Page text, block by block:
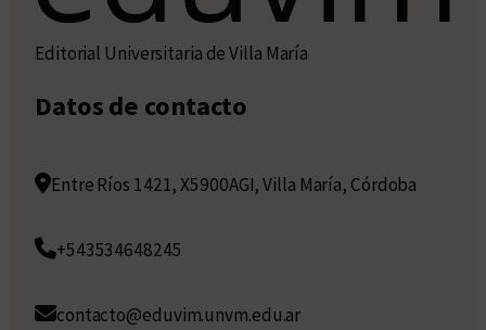
Editorial Universitaria de Villa María
Datos de contacto
Entre Ríos 1421, X5900AGI, Villa María, Córdoba
+543534648245
contacto@eduvim.unvm.edu.ar